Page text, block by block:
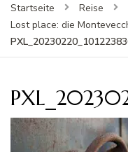
Startseite
Reise
Lost place: die